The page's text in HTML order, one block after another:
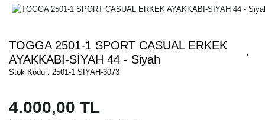
TOGGA 2501-1 SPORT CASUAL ERKEK
AYAKKABI-SİYAH 44 - Siyah
Stok Kodu : 2501-1 SİYAH-3073
4.000,00 TL